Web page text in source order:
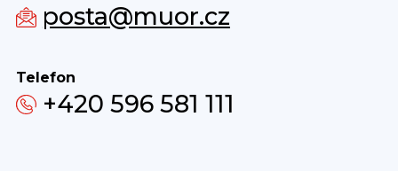
posta@muor.cz
Telefon
+420 596 581 111